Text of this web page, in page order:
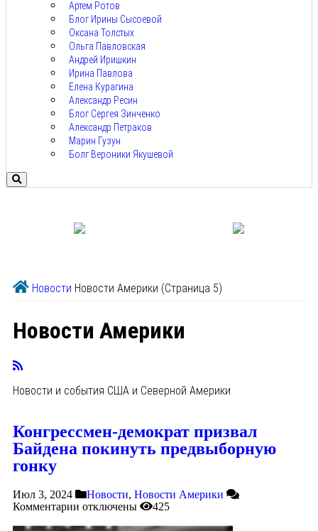
Артем Ротов
Блог Ирины Сысоевой
Оксана Толстых
Ольга Павловская
Андрей Иришкин
Ирина Павлова
Елена Курагина
Александр Ресин
Блог Сергея Зинченко
Александр Петраков
Марин Гузун
Болг Вероники Якушевой
Новости Новости Америки (Страница 5)
Новости Америки
Новости и события США и Северной Америки
Конгрессмен-демократ призвал
Байдена покинуть предвыборную
гонку
Июл 3, 2024 Новости, Новости Америки
Комментарии отключены 425